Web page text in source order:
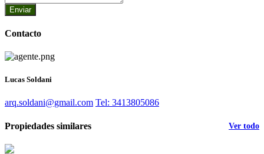
Enviar
Contacto
Lucas Soldani
arq.soldani@gmail.com Tel: 3413805086
Propiedades similares Ver todo